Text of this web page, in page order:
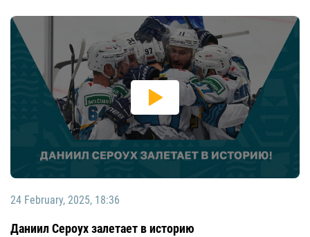
24 February, 2025, 18:36
Даниил Сероух залетает в историю